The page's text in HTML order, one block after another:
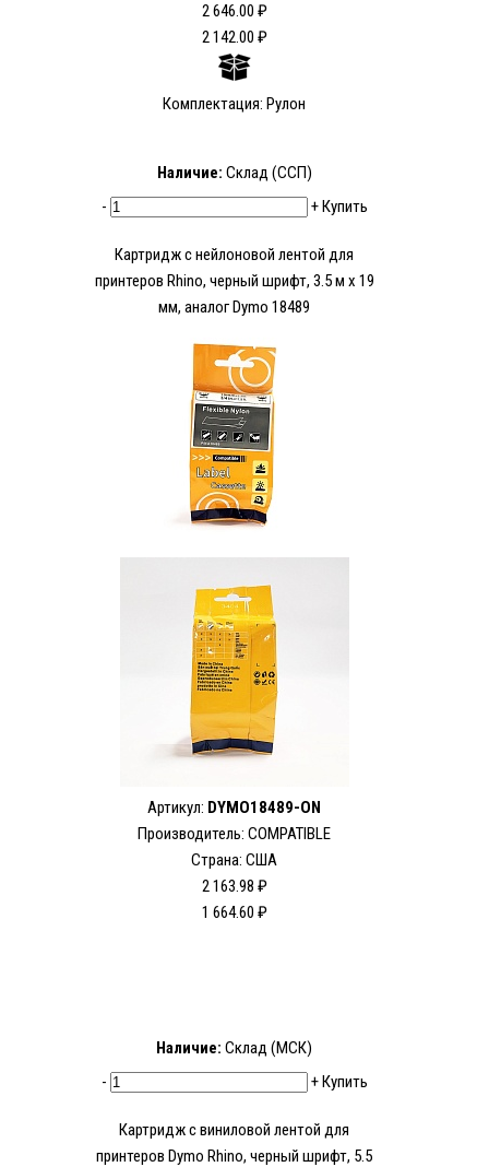
2 646.00 ₽
2 142.00 ₽
Комплектация: Рулон
Наличие: Склад (ССП)
-
+Купить
Картридж c нейлоновой лентой для
принтеров Rhino, черный шрифт, 3.5 м х 19
мм, аналог Dymo 18489
Артикул: DYMO18489-ON
Производитель: COMPATIBLE
Страна: США
2 163.98 ₽
1 664.60 ₽
Наличие: Склад (МСК)
-
+Купить
Картридж c виниловой лентой для
принтеров Dymo Rhino, черный шрифт, 5.5